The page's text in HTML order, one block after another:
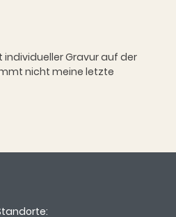
Gravur auf der
nicht meine letzte